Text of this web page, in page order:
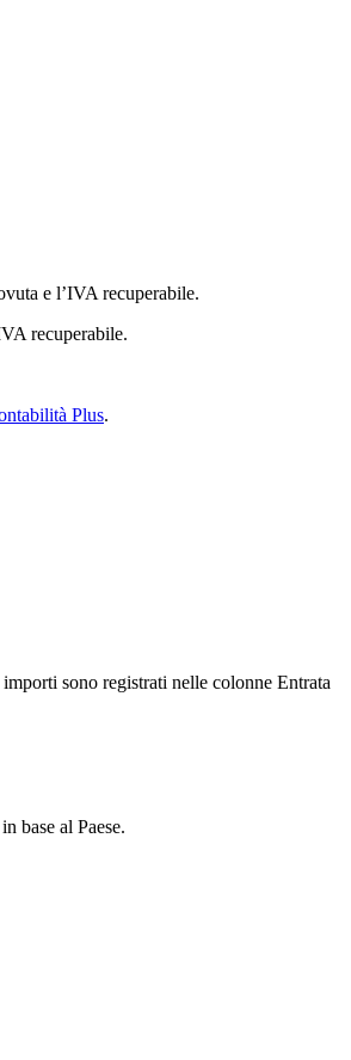
e l’IVA recuperabile.
recuperabile.
Plus.
sono registrati nelle colonne Entrata
base al Paese.